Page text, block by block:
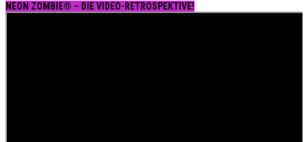
NEON ZOMBIE® – DIE VIDEO-RETROSPEKTIVE!